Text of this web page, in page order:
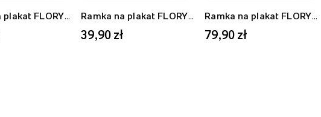
39,90 zł 79,90 zł